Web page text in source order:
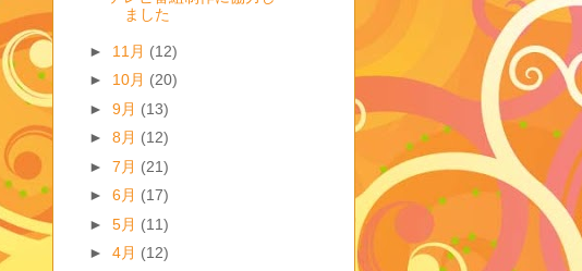
ました
► 11月 (12)
► 10月 (20)
► 9月 (13)
► 8月 (12)
► 7月 (21)
► 6月 (17)
► 5月 (11)
► 4月 (12)